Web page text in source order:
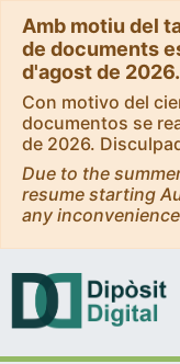
Amb motiu del
de documents
d'agost de
Con motivo del
documentos se
de 2026.
Due to the
resume starting
any